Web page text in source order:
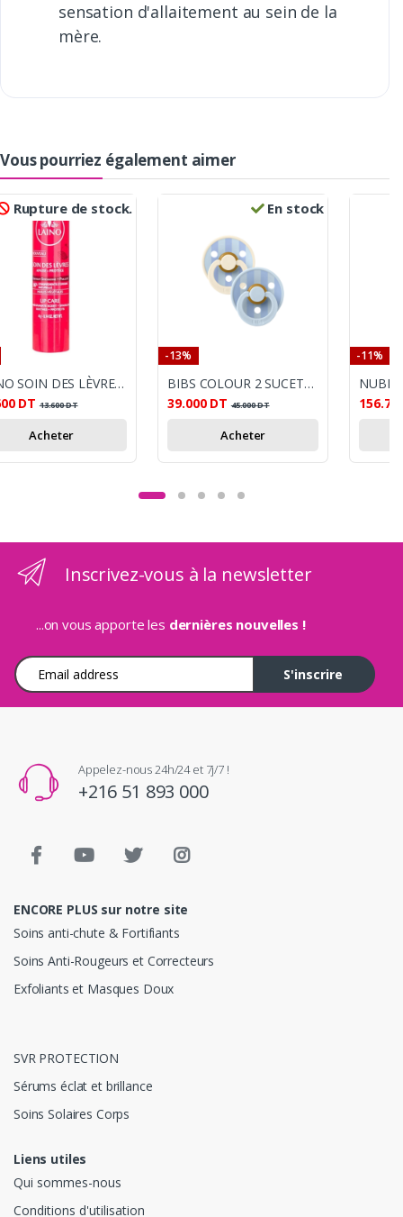
sensation d'allaitement au sein de la
mère.
Vous pourriez également aimer
Rupture de stock.
LAINO SOIN DES LÈVRES STICK GRENADINE PAILLETÉ 4G
DT 13.600DT
Acheter
En stock
-13%
BIBS COLOUR 2 SUCETTES EN CAOUTCHOUC NATUREL BLEU & BLEU POUSSIÈRE TAILLE 1 (0M+)
39.000 DT 45.000DT
Acheter
-11%
Inscrivez-vous à la newsletter
...on vous apporte les dernières nouvelles !
Adresse e-mail
S'inscrire
Appelez-nous 24h/24 et 7j/7 !
+216 51 893 000
ENCORE PLUS sur notre site
Soins anti-chute & Fortifiants
Soins Anti-Rougeurs et Correcteurs
Exfoliants et Masques Doux
SVR PROTECTION
Sérums éclat et brillance
Soins Solaires Corps
Liens utiles
Qui sommes-nous
Conditions d'utilisation